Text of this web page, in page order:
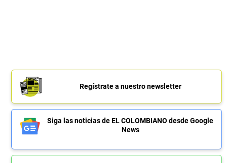
Regístrate a nuestro newsletter
Siga las noticias de EL COLOMBIANO desde Google
News